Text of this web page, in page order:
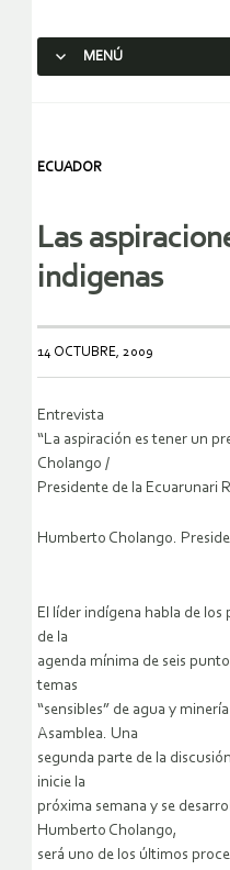
MENÚ
ECUADOR
Las
indigenas
14 OCTUBRE, 2009
Entrevista
“La aspiración es tener un
Cholango /
Presidente de la Ecuarunari
Humberto Cholango.
El líder indígena habla de
de la
agenda mínima de seis
temas
“sensibles” de agua y
Asamblea. Una
segunda parte de la
inicie la
próxima semana y se
Humberto Cholango,
será uno de los últimos